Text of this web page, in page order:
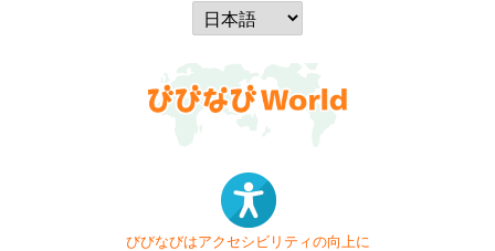
びびなびはアクセシビリティの向上に